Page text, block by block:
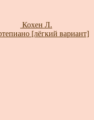
Кохен Л.
[лёгкий вариант]